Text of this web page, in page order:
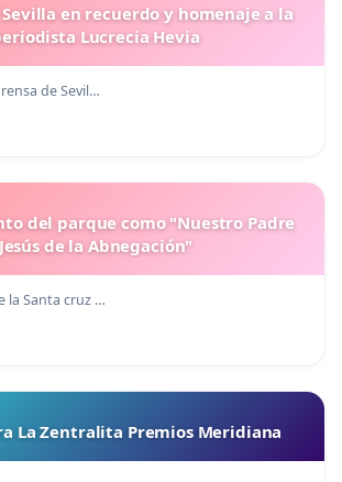
en recuerdo y homenaje a la
Lucrecia Hevia
de Sevil…
del parque como "Nuestro Padre
Jesús de la Abnegación"
la Santa cruz …
La Zentralita Premios Meridiana